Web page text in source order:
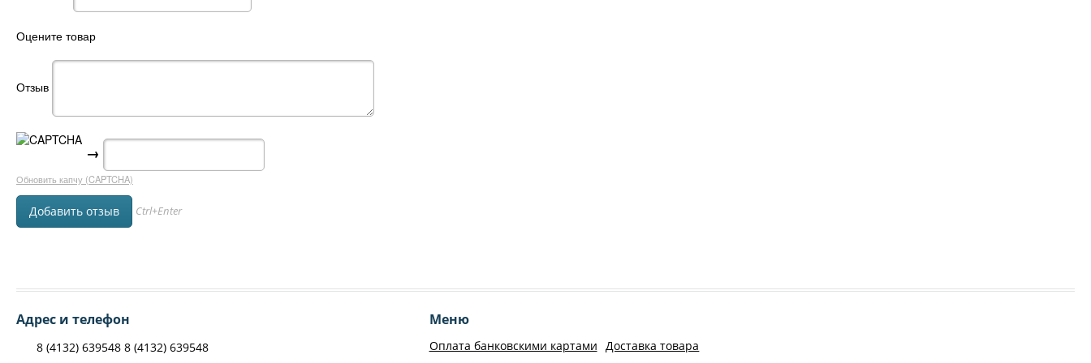
Оцените товар
Отзыв
→
Обновить капчу (CAPTCHA)
Ctrl+Enter
Адрес и телефон
8 (4132) 639548 8 (4132) 639548
Меню
Оплата банковскими картами Доставка товара